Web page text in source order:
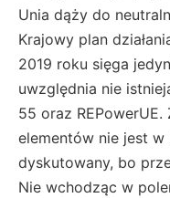
Unia dąży do
Krajowy plan
2019 roku sięga
uwzględnia nie
55 oraz
elementów nie jest w
dyskutowany, bo
Nie wchodząc w